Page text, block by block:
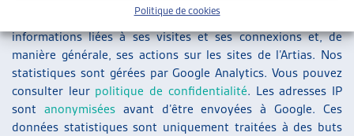
Politique de cookies
L’utilisateur accepte le fait que l’Artias collecte et analyse les
informations liées à ses visites et ses connexions et, de
manière générale, ses actions sur les sites de l’Artias. Nos
statistiques sont gérées par Google Analytics. Vous pouvez
consulter leur politique de confidentialité. Les adresses IP
sont anonymiséesavant d’être envoyées à Google. Ces
données statistiques sont uniquement traitées à des buts